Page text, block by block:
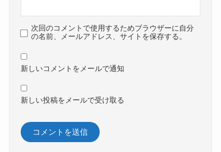
次回のコメントで使用するためブラウザーに自分
の名前、メールアドレス、サイトを保存する。
新しいコメントをメールで通知
新しい投稿をメールで受け取る